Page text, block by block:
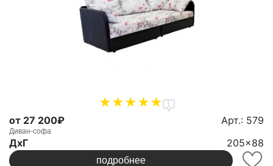
1
от 27 200₽ Арт.: 579
Диван-софа
ДxГ 205x88
подробнее